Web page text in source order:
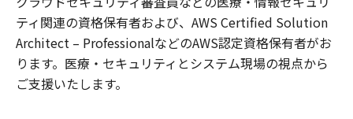
ティ関連の資格保有者および、AWS Certified Solution
Architect – ProfessionalなどのAWS認定資格保有者がお
ります。医療・セキュリティとシステム現場の視点から
ご支援いたします。